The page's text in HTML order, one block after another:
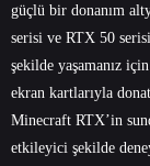
güçlü bir donanım
serisi ve RTX 50
şekilde yaşamanız
ekran kartlarıyla
Minecraft RTX’in
etkileyici şekilde